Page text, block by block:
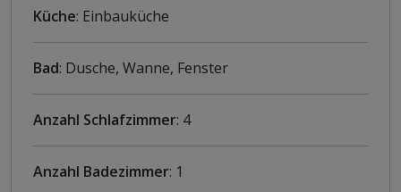
Küche: Einbauküche
Bad: Dusche, Wanne, Fenster
Anzahl Schlafzimmer: 4
Anzahl Badezimmer: 1